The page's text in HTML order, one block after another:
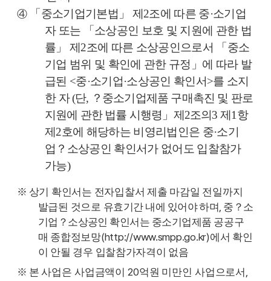
④ 「 중소기업기본법 」 제 2조에 따른 중·소기업
자 또는
「 소상공인 보호 및 지원에 관한 법
률 」 제 2조에 따른 소상공인으로서 「 중소
기업 범위 및 확인에 관한 규정 」 에 따라 발
급된 <중·소기업·소상공인 확인서>를 소지
한 자(단, ？ 중소기업제품 구매촉진 및 판로
지원에 관한 법률 시행령 」 제 2조의 3 제 1 항
제 2호에 해당하는 비영리법인은 중·소기
업 ？ 소상공인 확인서가 없어도 입찰참가
가능)
※ 상기 확인서는 전자입찰서 제출 마감일 전일까지
발급된 것으로 유효기간 내에 있어야 하며 , 중 ？ 소
기업 ？ 소상공인 확인서는 중소기업제품 공공구
매 종합정보망(http://www.smpp.go.kr)에서 확인
이 안될 경우 입찰참가자격이 없음
※ 본 사업은 사업금액이20억원 미만인 사업으로서 ,